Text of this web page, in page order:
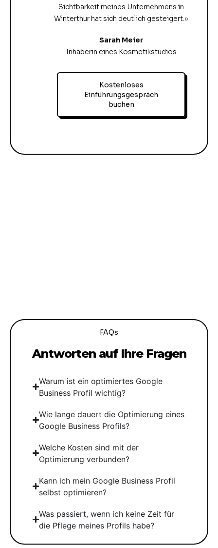
Sichtbarkeit meines Unternehmens in
Winterthur hat sich deutlich gesteigert.»
Sarah Meier
Inhaberin eines Kosmetikstudios
Kostenloses
Einführungsgespräch
buchen
FAQs
Antworten auf Ihre Fragen
Warum ist ein optimiertes Google
Business Profil wichtig?
Wie lange dauert die Optimierung eines
Google Business Profils?
Welche Kosten sind mit der
Optimierung verbunden?
Kann ich mein Google Business Profil
selbst optimieren?
Was passiert, wenn ich keine Zeit für
die Pflege meines Profils habe?